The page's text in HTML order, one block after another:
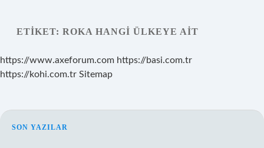
Yasal Uyarı
Hakkımızda
ETIKET: ROKA HANGI ÜLKEYE AIT
https://www.axeforum.com https://basi.com.tr
https://kohi.com.tr Sitemap
SIDEBAR
SON YAZILAR